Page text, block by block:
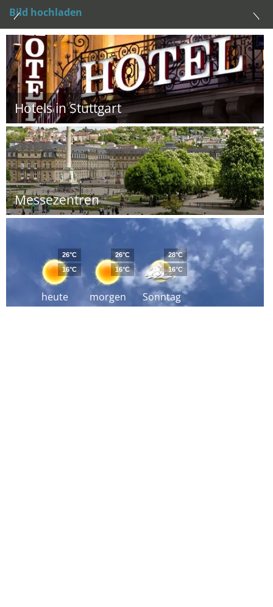
Bild hochladen
Hotels in Stuttgart
Messezentren
heute
26°C
16°C
morgen
26°C
16°C
Sonntag
28°C
16°C